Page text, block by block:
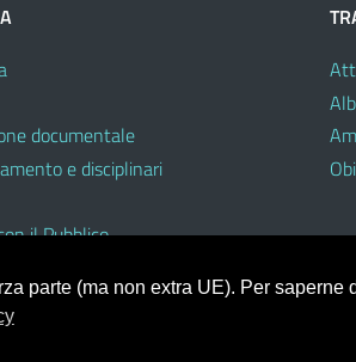
documentale
e disciplinari
il Pubblico
parte (ma non extra UE). Per saperne